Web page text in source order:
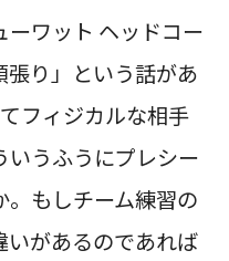
ワット ヘッドコー
り」という話があ
フィジカルな相手
いうふうにプレシー
もしチーム練習の
があるのであれば